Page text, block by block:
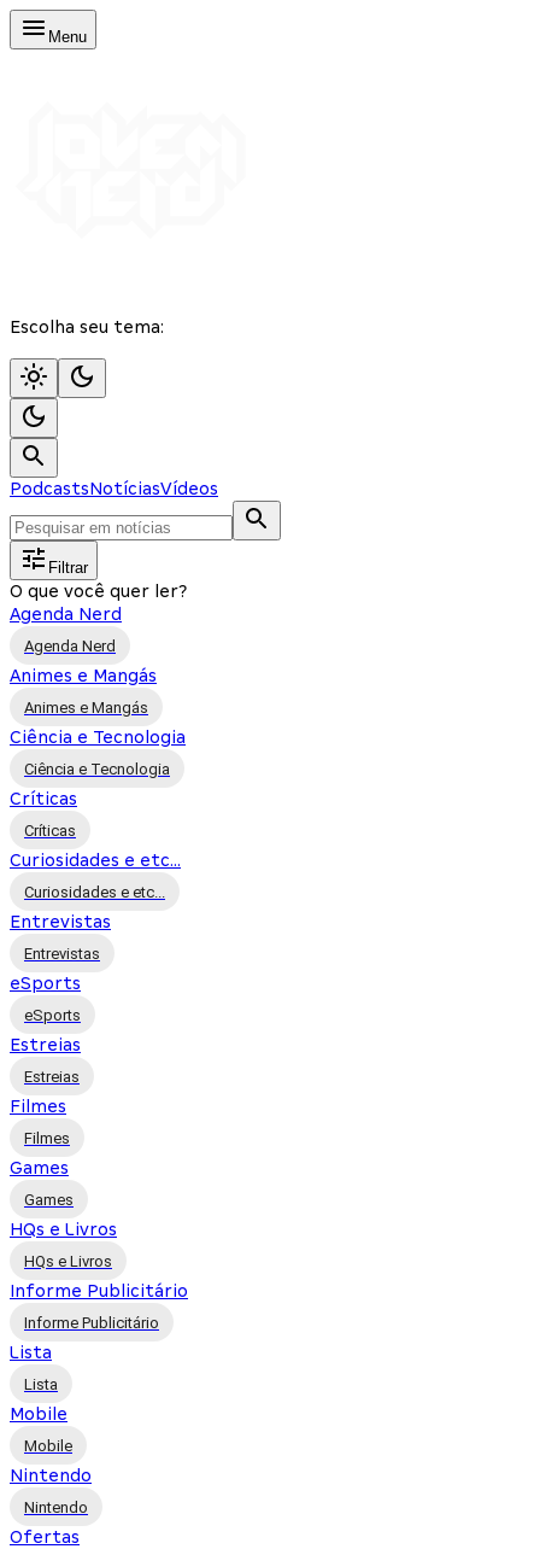
Menu
Escolha seu tema:
PodcastsNotíciasVídeos
Filtrar
O que você quer ler?
Agenda Nerd
Agenda Nerd
Animes e Mangás
Animes e Mangás
Ciência e Tecnologia
Ciência e Tecnologia
Críticas
Críticas
Curiosidades e etc...
Curiosidades e etc...
Entrevistas
Entrevistas
eSports
eSports
Estreias
Estreias
Filmes
Filmes
Games
Games
HQs e Livros
HQs e Livros
Informe Publicitário
Informe Publicitário
Lista
Lista
Mobile
Mobile
Nintendo
Nintendo
Ofertas